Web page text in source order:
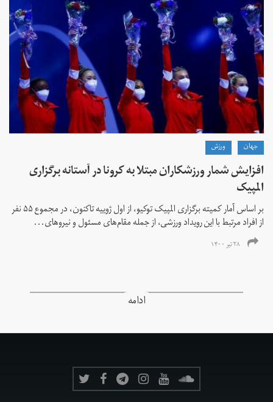
جهان ورزش
افزایش شمار ورزشکاران مبتلا به کرونا در آستانه برگزاری
المپیک
بر اساس آمار کمیته برگزاری المپیک توکیو، از اول ژوییه تاکنون، در مجموع ۵۵ نفر
از افراد مرتبط با این رویداد ورزشی، از جمله مقام‌های مسئول و نیروهای...
۲۸ تیر ۱۴۰۰
ادامه